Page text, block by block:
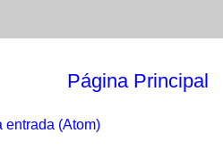
Página Principal
entrada (Atom)